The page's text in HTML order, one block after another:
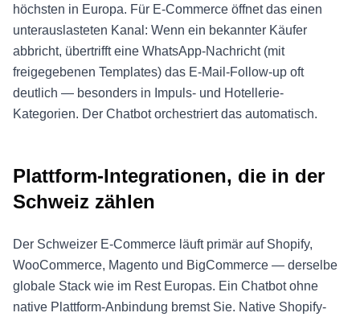
höchsten in Europa. Für E-Commerce öffnet das einen
unterauslasteten Kanal: Wenn ein bekannter Käufer
abbricht, übertrifft eine WhatsApp-Nachricht (mit
freigegebenen Templates) das E-Mail-Follow-up oft
deutlich — besonders in Impuls- und Hotellerie-
Kategorien. Der Chatbot orchestriert das automatisch.
Plattform-Integrationen, die in der
Schweiz zählen
Der Schweizer E-Commerce läuft primär auf Shopify,
WooCommerce, Magento und BigCommerce — derselbe
globale Stack wie im Rest Europas. Ein Chatbot ohne
native Plattform-Anbindung bremst Sie. Native Shopify-